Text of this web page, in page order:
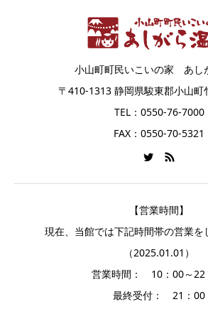
小山町町民いこいの家 あし
〒410-1313 静岡県駿東郡小山町
TEL：0550-76-7000
FAX：0550-70-5321
【営業時間】
現在、当館では下記時間帯の営業を
（2025.01.01）
営業時間： 10：00～22
最終受付： 21：00